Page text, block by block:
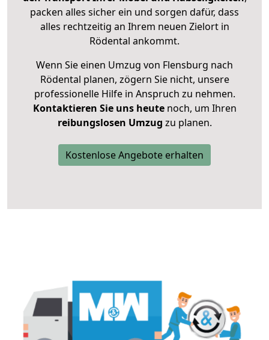
packen alles sicher ein und sorgen dafür, dass
alles rechtzeitig an Ihrem neuen Zielort in
Rödental ankommt.
Wenn Sie einen Umzug von Flensburg nach
Rödental planen, zögern Sie nicht, unsere
professionelle Hilfe in Anspruch zu nehmen.
Kontaktieren Sie uns heutenoch, um Ihren
reibungslosen Umzug zu planen.
Kostenlose Angebote erhalten